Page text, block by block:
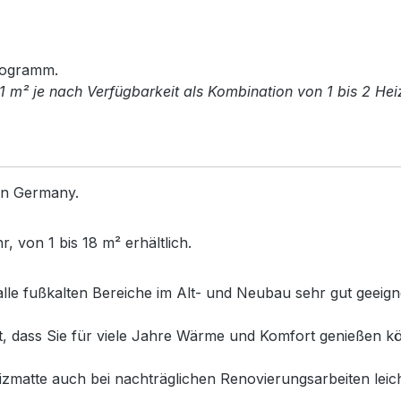
m² je nach Verfügbarkeit als Kombination von 1 bis 2
Germany.
von 1 bis 18 m² erhältlich.
fußkalten Bereiche im Alt- und Neubau sehr gut
dass Sie für viele Jahre Wärme und Komfort genießen
auch bei nachträglichen Renovierungsarbeiten